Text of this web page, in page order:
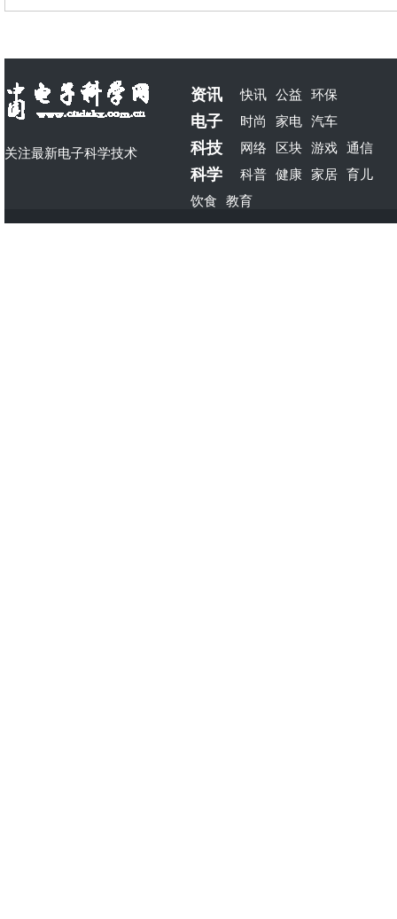
关注最新电子科学技术
资讯 快讯 公益 环保
电子 时尚 家电 汽车
科技 网络 区块 游戏 通信
科学 科普 健康 家居 育儿
饮食 教育